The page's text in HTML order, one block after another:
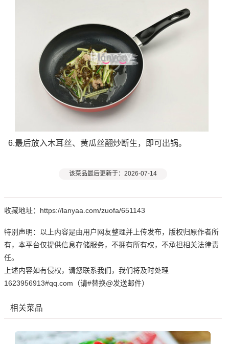
6.最后放入木耳丝、黄瓜丝翻炒断生，即可出锅。
该菜品最后更新于：2026-07-14
收藏地址：https://lanyaa.com/zuofa/651143
特别声明：以上内容是由用户网友整理并上传发布，版权归原作者所
有，本平台仅提供信息存储服务，不拥有所有权，不承担相关法律责
任。
上述内容如有侵权，请您联系我们，我们将及时处理
1623956913#qq.com（请#替换@发送邮件）
相关菜品